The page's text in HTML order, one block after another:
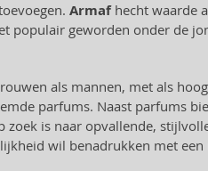
Armafhecht waarde
geworden onder de
als mannen, met als
parfums. Naast parfums
is naar opvallende,
wil benadrukken met een